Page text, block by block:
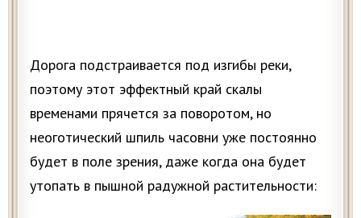
Дорога подстраивается под изгибы реки,
поэтому этот эффектный край скалы
временами прячется за поворотом, но
неоготический шпиль часовни уже постоянно
будет в поле зрения, даже когда она будет
утопать в пышной радужной растительности: